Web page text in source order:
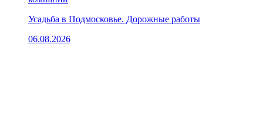
Усадьба в Подмосковье. Дорожные работы
06.08.2026